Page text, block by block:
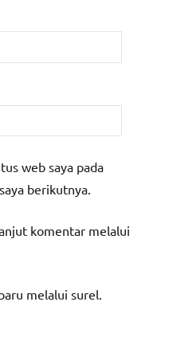
web saya pada
berikutnya.
komentar melalui
melalui surel.